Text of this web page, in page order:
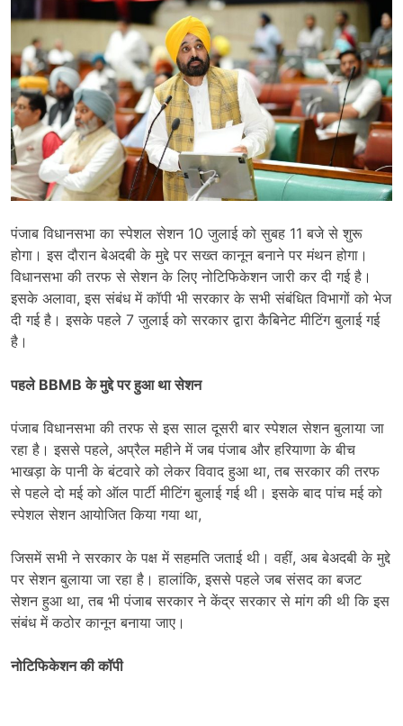
पंजाब विधानसभा का स्पेशल सेशन 10 जुलाई को सुबह 11 बजे से शुरू
होगा। इस दौरान बेअदबी के मुद्दे पर सख्त कानून बनाने पर मंथन होगा।
विधानसभा की तरफ से सेशन के लिए नोटिफिकेशन जारी कर दी गई है।
इसके अलावा, इस संबंध में कॉपी भी सरकार के सभी संबंधित विभागों को भेज
दी गई है। इसके पहले 7 जुलाई को सरकार द्वारा कैबिनेट मीटिंग बुलाई गई
है।
पहले BBMB के मुद्दे पर हुआ था सेशन
पंजाब विधानसभा की तरफ से इस साल दूसरी बार स्पेशल सेशन बुलाया जा
रहा है। इससे पहले, अप्रैल महीने में जब पंजाब और हरियाणा के बीच
भाखड़ा के पानी के बंटवारे को लेकर विवाद हुआ था, तब सरकार की तरफ
से पहले दो मई को ऑल पार्टी मीटिंग बुलाई गई थी। इसके बाद पांच मई को
स्पेशल सेशन आयोजित किया गया था,
जिसमें सभी ने सरकार के पक्ष में सहमति जताई थी। वहीं, अब बेअदबी के मुद्दे
पर सेशन बुलाया जा रहा है। हालांकि, इससे पहले जब संसद का बजट
सेशन हुआ था, तब भी पंजाब सरकार ने केंद्र सरकार से मांग की थी कि इस
संबंध में कठोर कानून बनाया जाए।
नोटिफिकेशन की कॉपी